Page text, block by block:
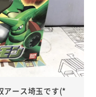
アース埼玉です(*